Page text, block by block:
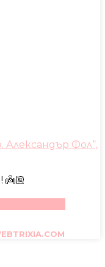
Александър Фол“,